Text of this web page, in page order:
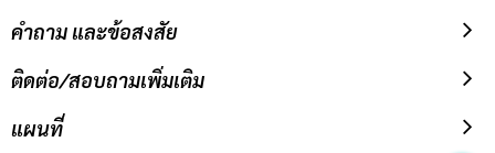
คำถาม และข้อสงสัย
ติดต่อ/สอบถามเพิ่มเติม
แผนที่